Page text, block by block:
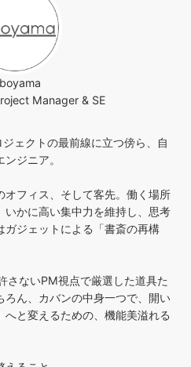
Manager & SE
ェクトの最前線に立つ傍ら、自
ジニア。
オフィス、そして客先。働く場所
かに高い集中力を維持し、思考
ガジェットによる「書斎の再構
さないPM視点で厳選した道具た
ろん、カバンの中身一つで、開い
と変えるための、機能美溢れる